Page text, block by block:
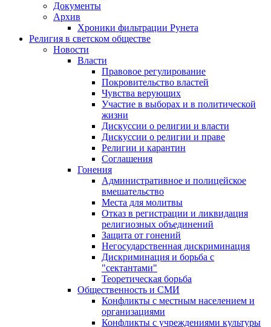
Документы
Архив
Хроники фильтрации Рунета
Религия в светском обществе
Новости
Власти
Правовое регулирование
Покровительство властей
Чувства верующих
Участие в выборах и в политической
жизни
Дискуссии о религии и власти
Дискуссии о религии и праве
Религии и карантин
Соглашения
Гонения
Административное и полицейское
вмешательство
Места для молитвы
Отказ в регистрации и ликвидация
религиозных объединений
Защита от гонений
Негосударственная дискриминация
Дискриминация и борьба с
"сектантами"
Теоретическая борьба
Общественность и СМИ
Конфликты с местным населением и
организациями
Конфликты с учреждениями культуры